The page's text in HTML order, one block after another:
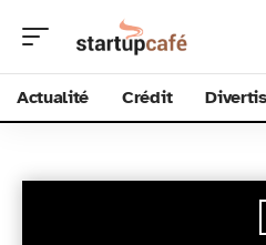
Actualité Crédit